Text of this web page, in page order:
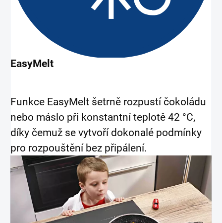
EasyMelt
Funkce EasyMelt šetrně rozpustí čokoládu
nebo máslo při konstantní teplotě 42 °C,
díky čemuž se vytvoří dokonalé podmínky
pro rozpouštění bez připálení.